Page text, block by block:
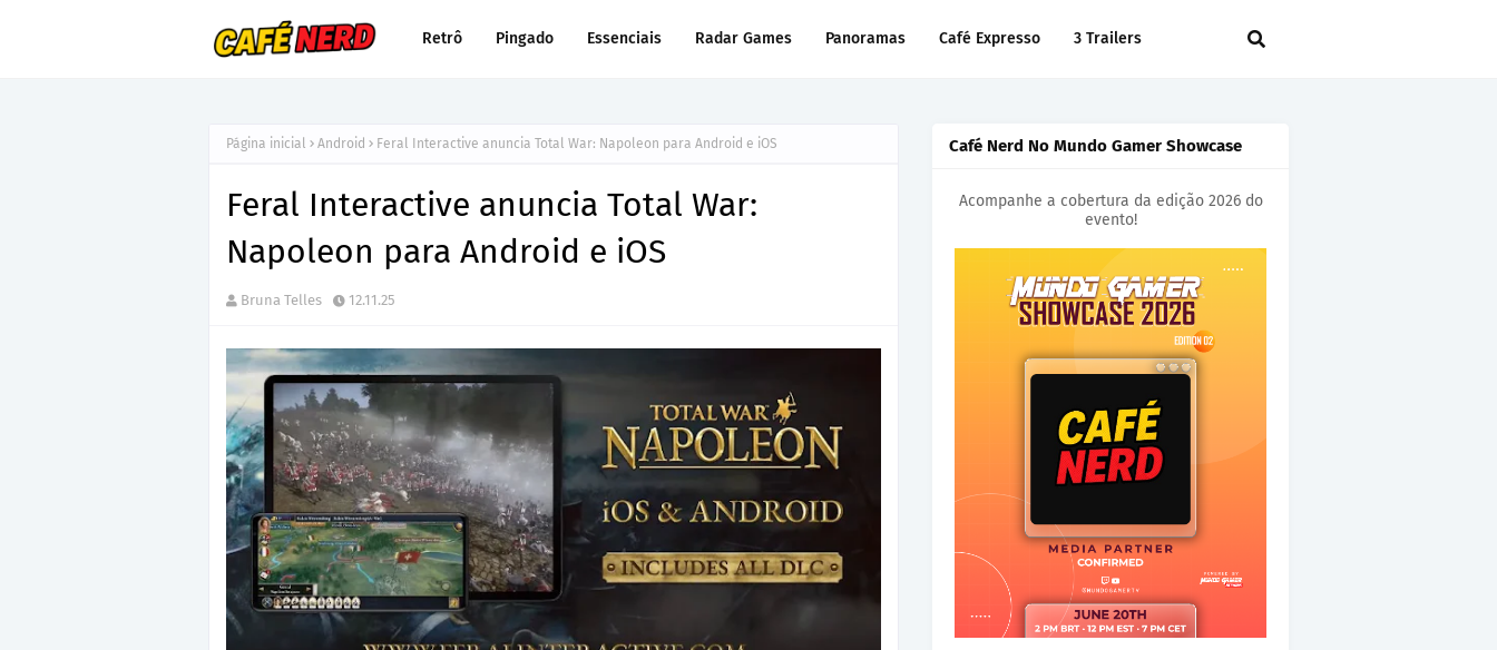
Retrô Pingado Essenciais Radar Games Panoramas Café Expresso 3 Trailers
Página inicial Android Feral Interactive anuncia Total War: Napoleon para Android e iOS
Feral Interactive anuncia Total War:
Napoleon para Android e iOS
Bruna Telles 12.11.25
Café Nerd No Mundo Gamer Showcase
Acompanhe a cobertura da edição 2026 do
evento!